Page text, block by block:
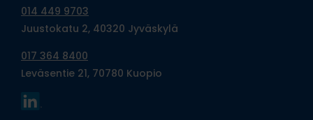
014 449 9703
Juustokatu 2, 40320 Jyväskylä
017 364 8400
Leväsentie 21, 70780 Kuopio